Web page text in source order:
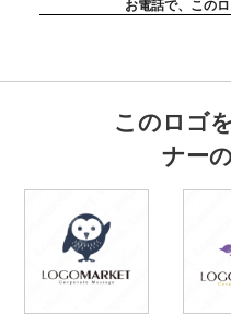
お電話で、この
このロゴ
ナー